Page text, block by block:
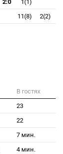
2:0
1(1)
11(8) 2(2)
В гостях
23
22
7 мин.
4 мин.